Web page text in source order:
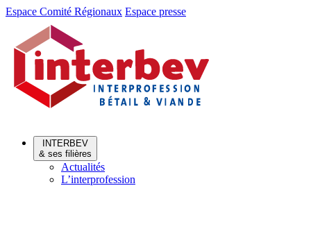
Aller
Aller
contenu
Espace Comité Régionaux Espace presse
INTERBEV
& ses filières
Actualités
L’interprofession